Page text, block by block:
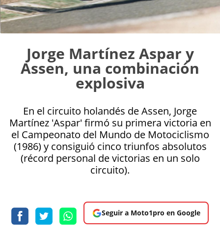
Jorge Martínez Aspar y
Assen, una combinación
explosiva
En el circuito holandés de Assen, Jorge
Martínez 'Aspar' firmó su primera victoria en
el Campeonato del Mundo de Motociclismo
(1986) y consiguió cinco triunfos absolutos
(récord personal de victorias en un solo
circuito).
Seguir a Moto1pro en Google